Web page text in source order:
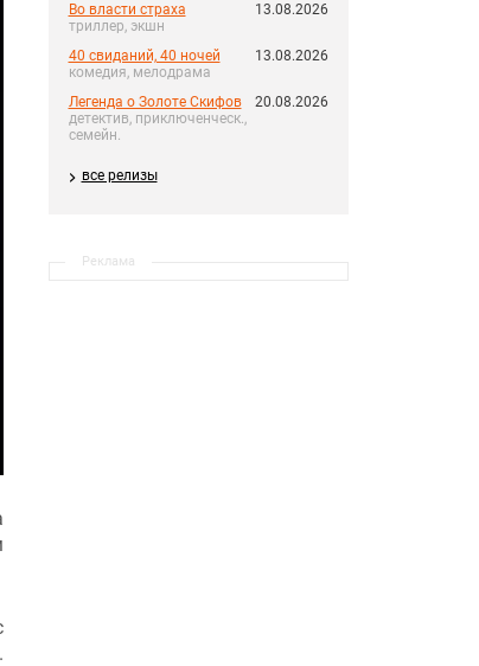
Во власти страха
триллер, экшн
13.08.2026
40 свиданий, 40 ночей
комедия, мелодрама
13.08.2026
Легенда о Золоте Скифов
детектив, приключенческ.,
семейн.
20.08.2026
все релизы
Реклама